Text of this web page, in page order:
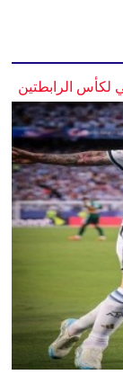
لكأس الرابطتين